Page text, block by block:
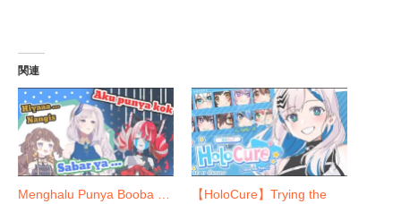
関連
Menghalu Punya Booba …
【HoloCure】Trying the